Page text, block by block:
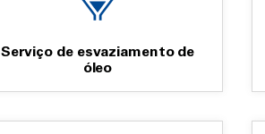
Serviço de esvaziamento de
óleo